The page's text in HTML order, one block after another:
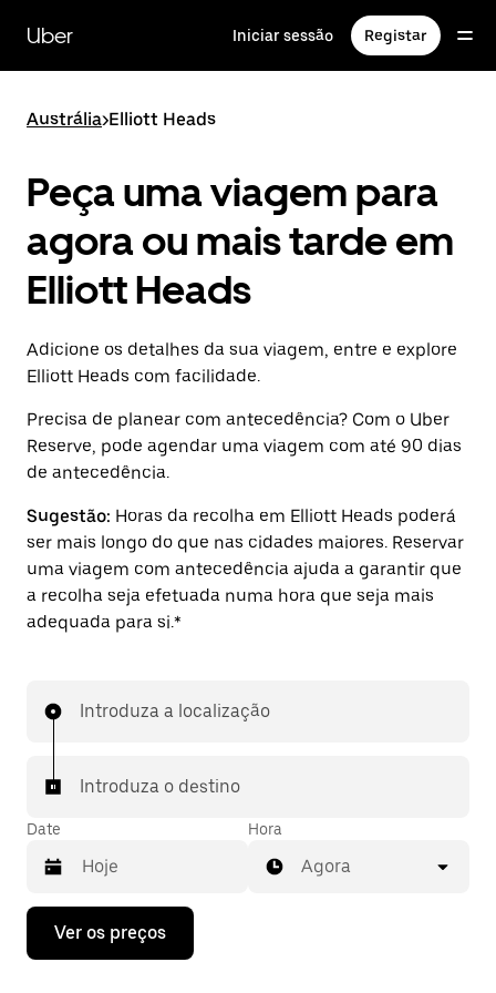
para
conteúdo
Uber Iniciar sessão Registar
Austrália>Elliott Heads
Peça uma viagem para
agora ou mais tarde em
Elliott Heads
Adicione os detalhes da sua viagem, entre e explore
Elliott Heads com facilidade.
Precisa de planear com antecedência? Com o Uber
Reserve, pode agendar uma viagem com até 90 dias
de antecedência.
Sugestão: Horas da recolha em Elliott Heads poderá
ser mais longo do que nas cidades maiores. Reservar
uma viagem com antecedência ajuda a garantir que
a recolha seja efetuada numa hora que seja mais
adequada para si.*
Introduza a localização
Introduza o destino
Date
Prima
tecla
Hora
Agora
Ver os preços